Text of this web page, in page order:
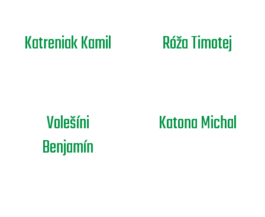
Katreniak Kamil Róža Timotej
Volešíni
Benjamín
Katona Michal